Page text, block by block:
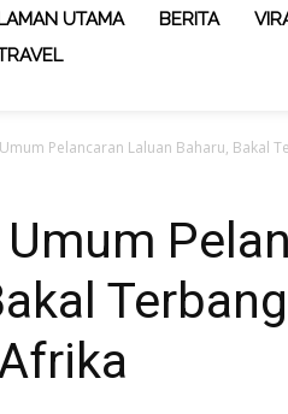
LAMAN UTAMA BERITA
Pelancaran Laluan Baharu, Bakal